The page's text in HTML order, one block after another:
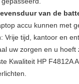
van de
accu kunnen met
Vrije tijd, kantoor en
uw zorgen en u hoeft
Kwaliteit HP F4812A